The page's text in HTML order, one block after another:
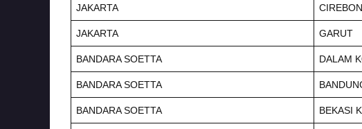
JAKARTA CIREBON
JAKARTA GARUT
BANDARA SOETTA DALAM
BANDARA SOETTA
BANDARA SOETTA BEKASI